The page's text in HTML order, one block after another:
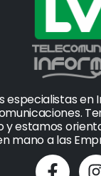
especialistas en
y estamos
mano a las